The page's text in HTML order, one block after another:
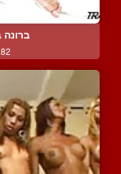
5982